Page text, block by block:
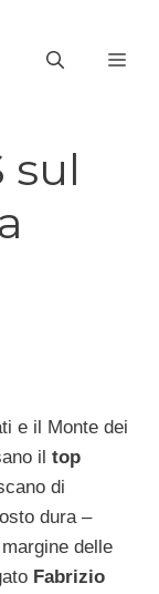
sul
e il Monte dei
il top
di
dura –
delle
Fabrizio